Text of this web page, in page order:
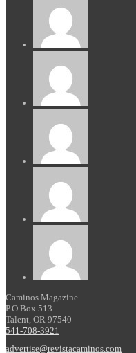
Caminos Magazine
P.O Box 513
Talent, OR 97540
541-708-3921
advertise@revistacaminos.com